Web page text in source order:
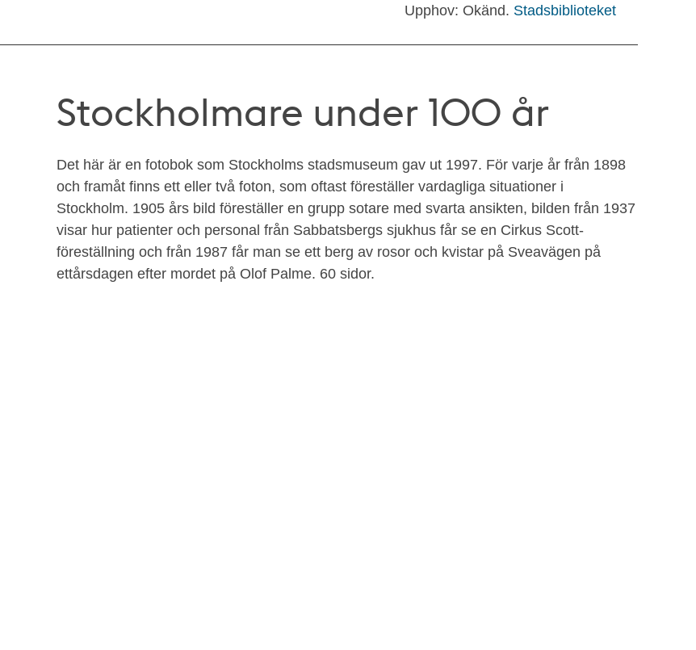
Upphov: Okänd. Stadsbiblioteket
Stockholmare under 100 år
Det här är en fotobok som Stockholms stadsmuseum gav ut 1997. För varje år från 1898
och framåt finns ett eller två foton, som oftast föreställer vardagliga situationer i
Stockholm. 1905 års bild föreställer en grupp sotare med svarta ansikten, bilden från 1937
visar hur patienter och personal från Sabbatsbergs sjukhus får se en Cirkus Scott-
föreställning och från 1987 får man se ett berg av rosor och kvistar på Sveavägen på
ettårsdagen efter mordet på Olof Palme. 60 sidor.